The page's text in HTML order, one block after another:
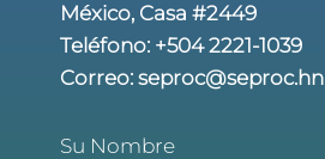
México, Casa #2449
Teléfono: +504 2221-1039
Correo: seproc@seproc.hn
Su Nombre